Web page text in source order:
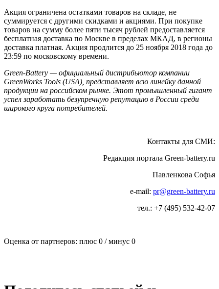
Акция ограничена остатками товаров на складе, не
суммируется с другими скидками и акциями. При покупке
товаров на сумму более пяти тысяч рублей предоставляется
бесплатная доставка по Москве в пределах МКАД, в регионы
доставка платная. Акция продлится до 25 ноября 2018 года до
23:59 по московскому времени.
Green-Battery — официальный дистрибьютор компании
GreenWorks Tools (USA), представляет всю линейку данной
продукции на российском рынке. Этот промышленный гигант
успел заработать безупречную репутацию в России среди
широкого круга потребителей.
Контакты для СМИ:
Редакция портала Green-battery.ru
Павленкова Софья
e-mail: pr@green-battery.ru
тел.: +7 (495) 532-42-07
Оценка от партнеров: плюс 0 / минус 0